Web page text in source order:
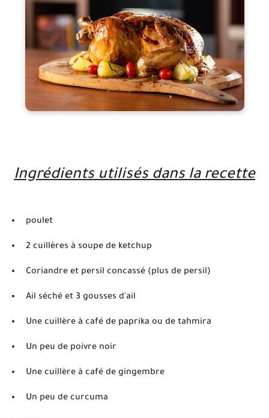
Ingrédients utilisés dans la recette
poulet
2 cuillères à soupe de ketchup
Coriandre et persil concassé (plus de persil)
Ail séché et 3 gousses d'ail
Une cuillère à café de paprika ou de tahmira
Un peu de poivre noir
Une cuillère à café de gingembre
Un peu de curcuma